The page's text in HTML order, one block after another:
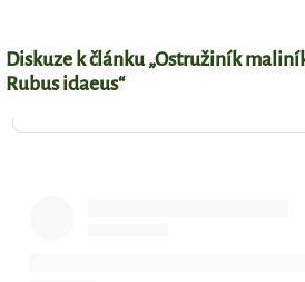
Diskuze k článku „Ostružiník
Rubus idaeus“